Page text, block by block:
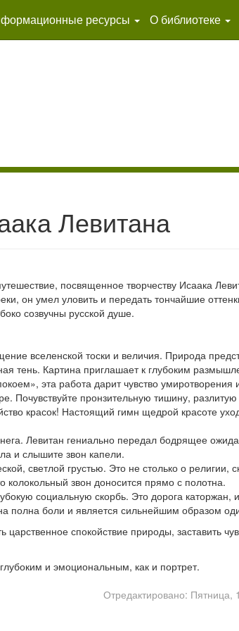
ресурсы О библиотеке
Левитана
посвященное творчеству Исаака
он умел уловить и передать тончайшие
созвучны русской душе.
вселенской тоски и величия. Природа
тень. Картина приглашает к глубоким
эта работа дарит чувство умиротворения
Почувствуйте пронзительную тишину, разлитую
красок! Настоящий гимн щедрой красоте
Левитан гениально передал бодрящее
и слышите звон капели.
светлой грустью. Это не столько о религии,
колокольный звон доносится прямо с полотна.
социальную скорбь. Это дорога каторжан,
полна боли и является сильнейшим образом
спокойствие природы, заставить
и эмоциональным, как и портрет.
Отредактировано: Пятница,